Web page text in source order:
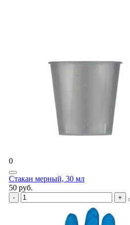
0
Стакан мерный, 30 мл
50 руб.